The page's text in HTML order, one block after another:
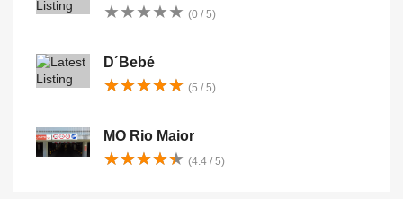
★★★★★
★★★★★ (0 / 5)
D´Bebé
★★★★★
★★★★★ (5 / 5)
MO Rio Maior
★★★★★
★★★★★ (4.4 / 5)